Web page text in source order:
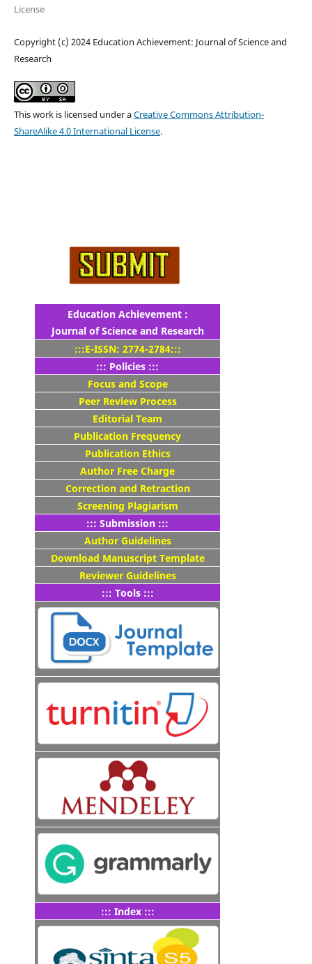
License
Copyright (c) 2024 Education Achievement: Journal of Science and
Research
This work is licensed under aCreative Commons Attribution-
ShareAlike 4.0 International License.
Education Achievement :
Journal of Science and Research
:::E-ISSN: 2774-2784:::
::: Policies :::
Focus and Scope
Peer Review Process
Editorial Team
Publication Frequency
Publication Ethics
Author Free Charge
Correction and Retraction
Screening Plagiarism
::: Submission :::
Author Guidelines
Download Manuscript Template
Reviewer Guidelines
::: Tools :::
::: Index :::